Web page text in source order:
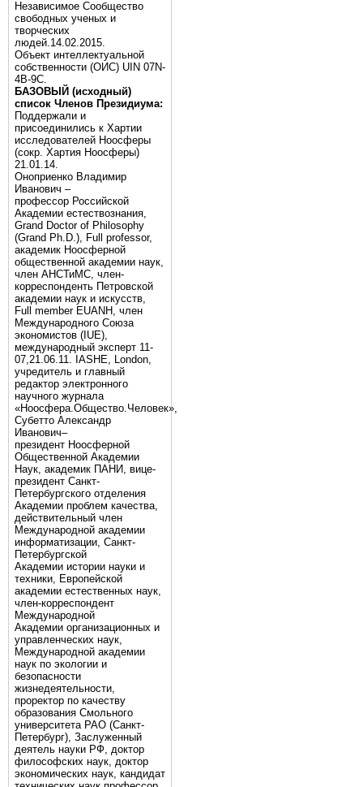
Независимое Сообщество
свободных ученых и
творческих
людей.14.02.2015.
Объект интеллектуальной
собственности (ОИС) UIN 07N-
4B-9C.
БАЗОВЫЙ (исходный)
список Членов Президиума:
Поддержали и
присоединились к Хартии
исследователей Ноосферы
(сокр. Хартия Ноосферы)
21.01.14.
Оноприенко Владимир
Иванович –
профессор Российской
Академии естествознания,
Grand Doctor of Philosophy
(Grand Ph.D.), Full professor,
академик Ноосферной
общественной академии наук,
член АНСТиМС, член-
корреспонденть Петровской
академии наук и искусств,
Full member EUANH, член
Международного Союза
экономистов (IUE),
международный эксперт 11-
07,21.06.11. IASHE, London,
учредитель и главный
редактор электронного
научного журнала
«Ноосфера.Общество.Человек»,
Субетто Александр
Иванович–
президент Ноосферной
Общественной Академии
Наук, академик ПАНИ, вице-
президент Санкт-
Петербургского отделения
Академии проблем качества,
действительный член
Международной академии
информатизации, Санкт-
Петербургской
Академии истории науки и
техники, Европейской
академии естественных наук,
член-корреспондент
Международной
Академии организационных и
управленческих наук,
Международной академии
наук по экологии и
безопасности
жизнедеятельности,
проректор по качеству
образования Смольного
университета РАО (Санкт-
Петербург), Заслуженный
деятель науки РФ, доктор
философских наук, доктор
экономических наук, кандидат